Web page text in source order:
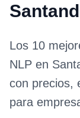
Los 10
NLP en
con precios,
para